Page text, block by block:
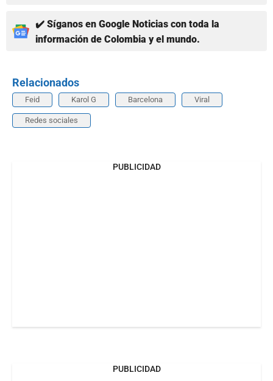
✔️ Síganos en Google Noticias con toda la
información de Colombia y el mundo.
Relacionados
Feid Karol G Barcelona Viral
Redes sociales
PUBLICIDAD
PUBLICIDAD